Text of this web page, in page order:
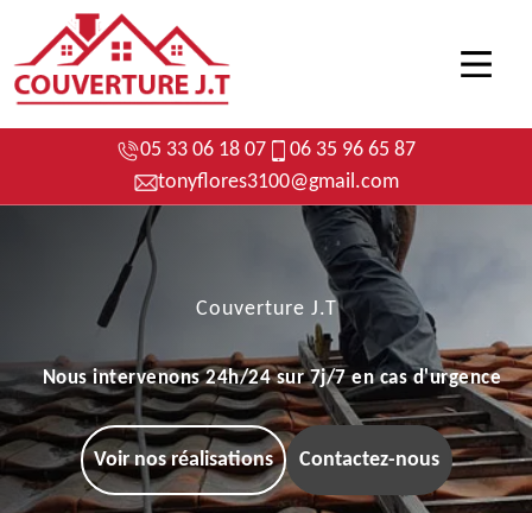
05 33 06 18 07
06 35 96 65 87
tonyflores3100@gmail.com
Couverture J.T
Nous intervenons 24h/24 sur 7j/7 en cas d'urgence
Voir nos réalisations Contactez-nous